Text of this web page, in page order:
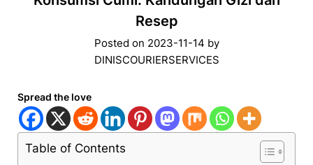
Resep
Posted on 2023-11-14 by
DINISCOURIERSERVICES
Spread the love
Table of Contents